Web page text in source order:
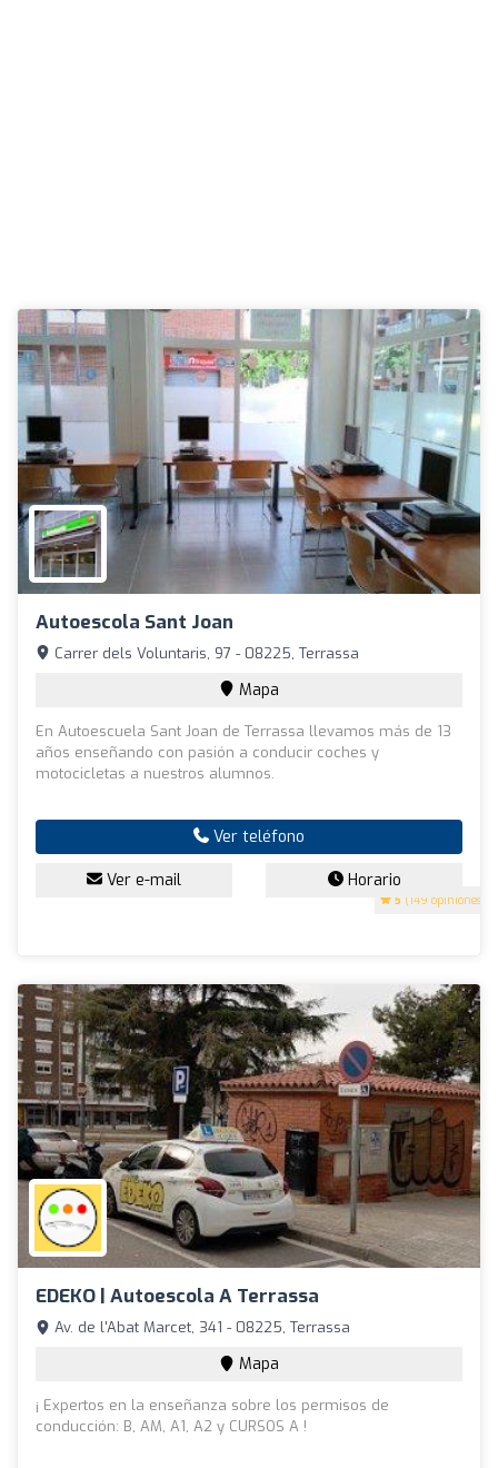
Autoescola Sant Joan
5 (149 opiniones)
Carrer dels Voluntaris, 97 - 08225, Terrassa
Mapa
En Autoescuela Sant Joan de Terrassa llevamos más de 13
años enseñando con pasión a conducir coches y
motocicletas a nuestros alumnos.
Ver teléfono
Ver e-mail Horario
EDEKO | Autoescola A Terrassa
Av. de l'Abat Marcet, 341 - 08225, Terrassa
Mapa
¡ Expertos en la enseñanza sobre los permisos de
conducción: B, AM, A1, A2 y CURSOS A !